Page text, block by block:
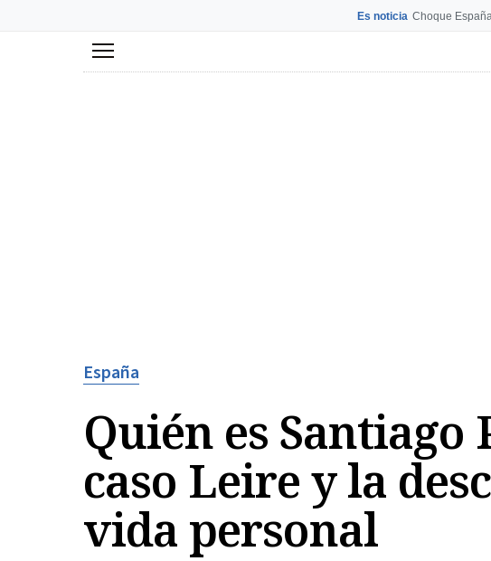
Es noticia Choque
Menú
España
Quién es
caso Leire y la
vida personal